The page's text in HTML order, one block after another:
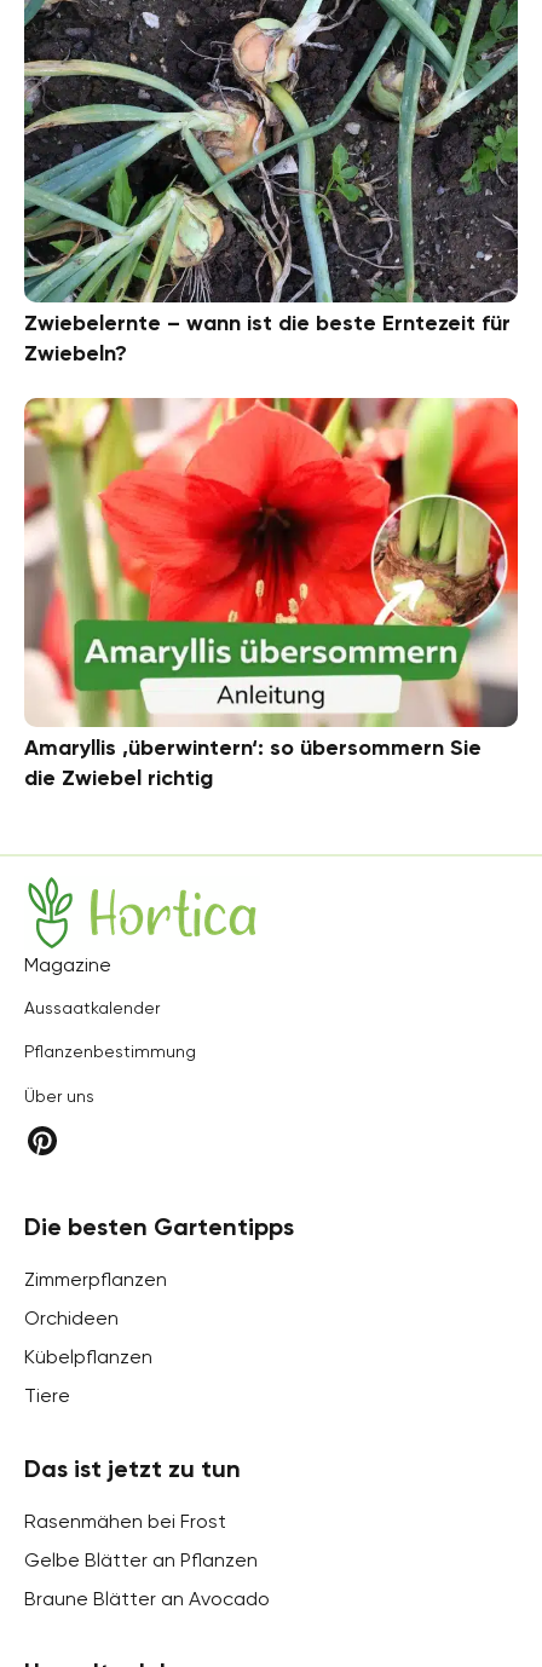
Zwiebelernte – wann ist die beste Erntezeit für
Zwiebeln?
Amaryllis ‚überwintern‘: so übersommern Sie
die Zwiebel richtig
Hortica
Magazine
Aussaatkalender
Pflanzenbestimmung
Über uns
Die besten Gartentipps
Zimmerpflanzen
Orchideen
Kübelpflanzen
Tiere
Das ist jetzt zu tun
Rasenmähen bei Frost
Gelbe Blätter an Pflanzen
Braune Blätter an Avocado